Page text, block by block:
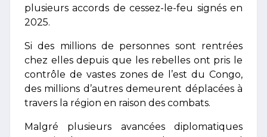
plusieurs accords de cessez-le-feu signés en
2025.
Si des millions de personnes sont rentrées
chez elles depuis que les rebelles ont pris le
contrôle de vastes zones de l’est du Congo,
des millions d’autres demeurent déplacées à
travers la région en raison des combats.
Malgré plusieurs avancées diplomatiques